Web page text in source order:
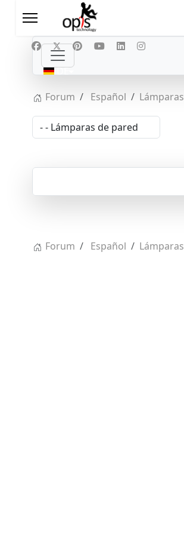
Sprache auswählen
DE
Forum
Español Lámparas
Forum Español Lámparas